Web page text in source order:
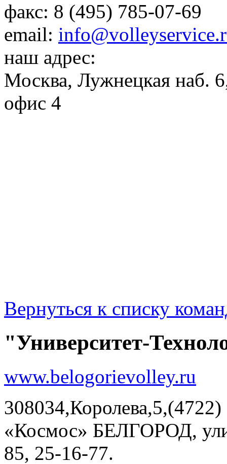
факс: 8 (495) 785-07-69
email:
наш адрес:
Москва, Лужнецкая наб.
офис 4
Вернуться к списку
"Университет-
www.belogorievolley.ru
«Космос» БЕЛГОРОД,
85, 25-16-77.